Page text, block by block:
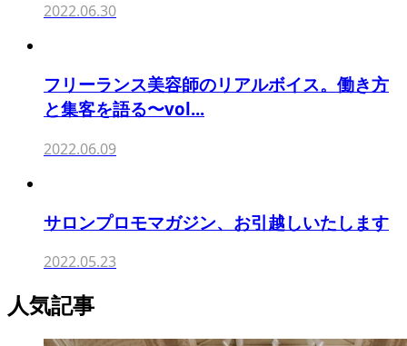
2022.06.30
フリーランス美容師のリアルボイス。働き方
と集客を語る〜vol...
2022.06.09
サロンプロモマガジン、お引越しいたします
2022.05.23
人気記事